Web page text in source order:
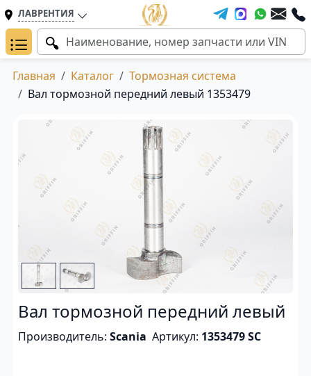
ЛАВРЕНТИЯ
Главная Каталог
Тормозная система
Вал тормозной передний левый 1353479
Вал тормозной передний левый
Производитель: Scania Артикул: 1353479 SC